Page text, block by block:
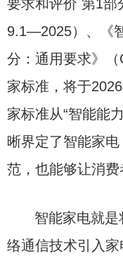
要求和评价 第1部
9.1—2025）、《
分：通用要求》
家标准，将于
家标准从“智能能
晰界定了智能家
范，也能够让消费
智能家电就
络通信技术引入